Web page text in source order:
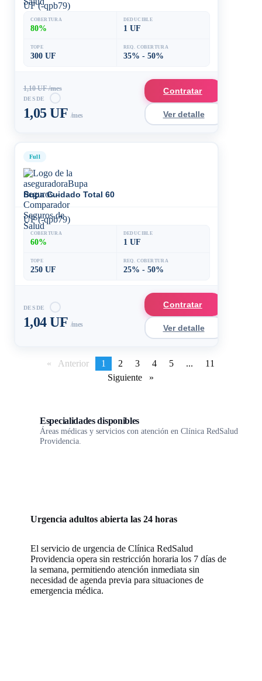
UF (-qpb79)
COBERTURA
80%
DEDUCIBLE
1 UF
TOPE
300 UF
REQ. COBERTURA
35% - 50%
1,10 UF /mes
DESDE
1,05 UF /mes
Contratar
Ver detalle
Full
Bupa Cuidado Total 60
UF (-qpb79)
COBERTURA
60%
DEDUCIBLE
1 UF
TOPE
250 UF
REQ. COBERTURA
25% - 50%
DESDE
1,04 UF /mes
Contratar
Ver detalle
Anterior pageYou're
on
page
1 page
2 page
3 page
4 page
5 page
... page
11
Siguiente
page
Especialidades disponibles
Áreas médicas y servicios con atención en Clínica RedSalud
Providencia.
Urgencia adultos abierta las 24 horas
El servicio de urgencia de Clínica RedSalud
Providencia opera sin restricción horaria los 7 días de
la semana, permitiendo atención inmediata sin
necesidad de agenda previa para situaciones de
emergencia médica.